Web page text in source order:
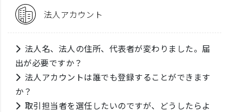
法人アカウント
法人名、法人の住所、代表者が変わりました。届
出が必要ですか？
法人アカウントは誰でも登録することができます
か？
取引担当者を選任したいのですが、どうしたらよ